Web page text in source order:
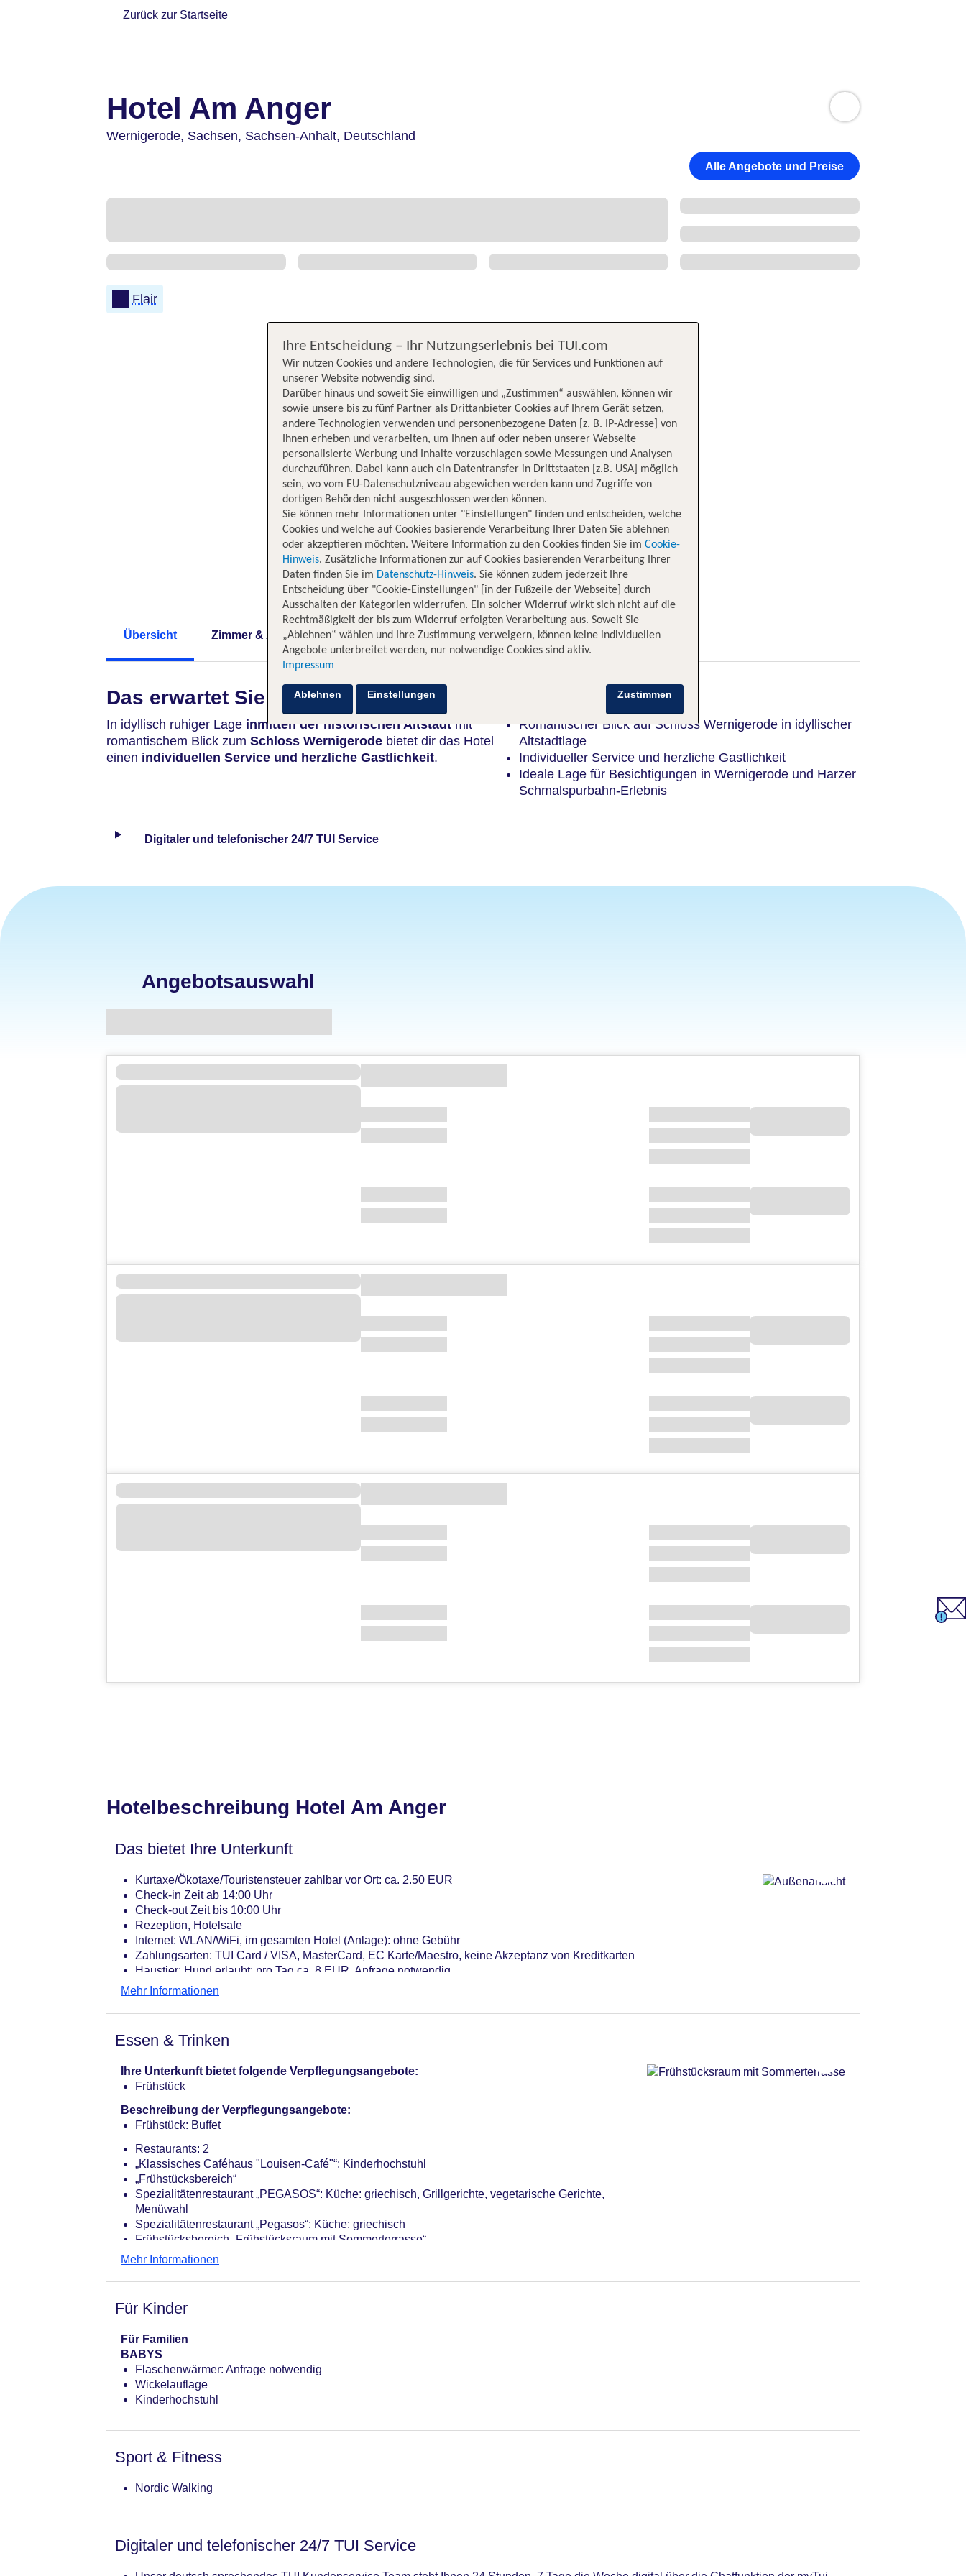
Zurück zur Startseite
Hotel Am Anger
Wernigerode, Sachsen, Sachsen-Anhalt, Deutschland
Alle Angebote und Preise
Flair
Übersicht Zimmer & Angebote Hotelinformationen Lage Bewertungen
Das erwartet Sie
In idyllisch ruhiger Lage inmitten der historischen Altstadtmit
romantischem Blick zum Schloss Wernigerode bietet dir das Hotel
einen individuellen Service und herzliche Gastlichkeit.
Romantischer Blick auf Schloss Wernigerode in idyllischer
Altstadtlage
Individueller Service und herzliche Gastlichkeit
Ideale Lage für Besichtigungen in Wernigerode und Harzer
Schmalspurbahn-Erlebnis
Digitaler und telefonischer 24/7 TUI Service
Angebotsauswahl
Hotelbeschreibung Hotel Am Anger
Das bietet Ihre Unterkunft
Kurtaxe/Ökotaxe/Touristensteuer zahlbar vor Ort: ca. 2.50 EUR
Check-in Zeit ab 14:00 Uhr
Check-out Zeit bis 10:00 Uhr
Rezeption, Hotelsafe
Internet: WLAN/WiFi, im gesamten Hotel (Anlage): ohne Gebühr
Zahlungsarten: TUI Card / VISA, MasterCard, EC Karte/Maestro, keine Akzeptanz von Kreditkarten
Haustier: Hund erlaubt: pro Tag ca. 8 EUR, Anfrage notwendig
Parkmöglichkeiten: Parkplatz (nach Verfügbarkeit), bewacht: ca. 7 EUR
Landeskategorie: 3,5 Sterne
Mehr Informationen
Essen & Trinken
Ihre Unterkunft bietet folgende Verpflegungsangebote:
Frühstück
Beschreibung der Verpflegungsangebote:
Frühstück: Buffet
Restaurants: 2
„Klassisches Caféhaus "Louisen-Café"“: Kinderhochstuhl
„Frühstücksbereich“
Spezialitätenrestaurant „PEGASOS“: Küche: griechisch, Grillgerichte, vegetarische Gerichte,
Menüwahl
Spezialitätenrestaurant „Pegasos“: Küche: griechisch
Frühstücksbereich „Frühstücksraum mit Sommerterrasse“
Mehr Informationen
Für Kinder
Für Familien
BABYS
Flaschenwärmer: Anfrage notwendig
Wickelauflage
Kinderhochstuhl
Sport & Fitness
Nordic Walking
Digitaler und telefonischer 24/7 TUI Service
Ihre Entscheidung – Ihr Nutzungserlebnis bei TUI.com
Wir nutzen Cookies und andere Technologien, die für Services und Funktionen auf
unserer Website notwendig sind.
Darüber hinaus und soweit Sie einwilligen und „Zustimmen“ auswählen, können wir
sowie unsere bis zu fünf Partner als Drittanbieter Cookies auf Ihrem Gerät setzen,
andere Technologien verwenden und personenbezogene Daten [z. B. IP-Adresse] von
Ihnen erheben und verarbeiten, um Ihnen auf oder neben unserer Webseite
personalisierte Werbung und Inhalte vorzuschlagen sowie Messungen und Analysen
durchzuführen. Dabei kann auch ein Datentransfer in Drittstaaten [z.B. USA] möglich
sein, wo vom EU-Datenschutzniveau abgewichen werden kann und Zugriffe von
dortigen Behörden nicht ausgeschlossen werden können.
Sie können mehr Informationen unter "Einstellungen" finden und entscheiden, welche
Cookies und welche auf Cookies basierende Verarbeitung Ihrer Daten Sie ablehnen
oder akzeptieren möchten. Weitere Information zu den Cookies finden Sie im Cookie-
Hinweis. Zusätzliche Informationen zur auf Cookies basierenden Verarbeitung Ihrer
Daten finden Sie im Datenschutz-Hinweis. Sie können zudem jederzeit Ihre
Entscheidung über "Cookie-Einstellungen" [in der Fußzeile der Webseite] durch
Ausschalten der Kategorien widerrufen. Ein solcher Widerruf wirkt sich nicht auf die
Rechtmäßigkeit der bis zum Widerruf erfolgten Verarbeitung aus. Soweit Sie
„Ablehnen“ wählen und Ihre Zustimmung verweigern, können keine individuellen
Angebote unterbreitet werden, nur notwendige Cookies sind aktiv.
Impressum
Zustimmen
Ablehnen Einstellungen